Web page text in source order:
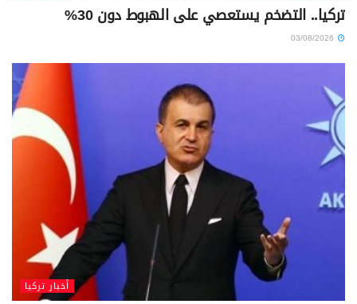
تركيا.. التضخم يستعصي على الهبوط دون 30%
أخبار تركيا